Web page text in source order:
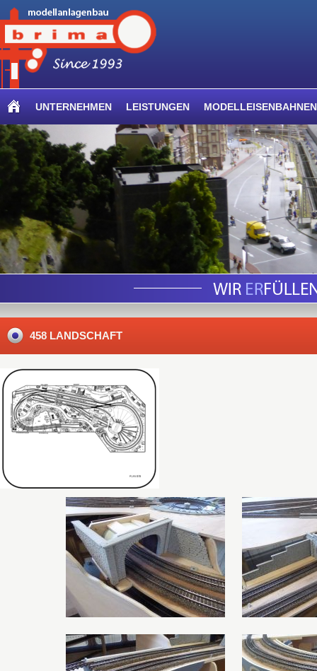
UNTERNEHMEN LEISTUNGEN MODELLEISENBAHNEN
458 LANDSCHAFT